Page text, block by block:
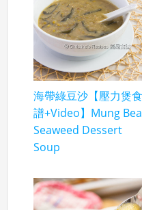
海帶綠豆沙【壓力煲食
譜+Video】Mung
Seaweed Dessert
Soup